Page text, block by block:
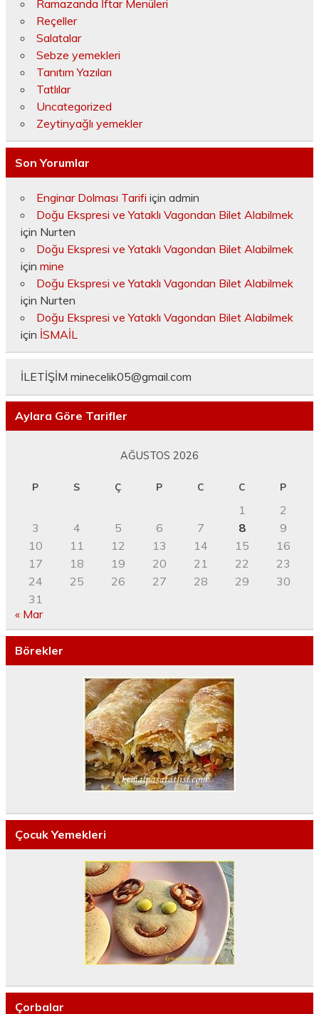
Ramazanda İftar Menüleri
Reçeller
Salatalar
Sebze yemekleri
Tanıtım Yazıları
Tatlılar
Uncategorized
Zeytinyağlı yemekler
Son Yorumlar
Enginar Dolması Tarifi için admin
Doğu Ekspresi ve Yataklı Vagondan Bilet Alabilmek
için Nurten
Doğu Ekspresi ve Yataklı Vagondan Bilet Alabilmek
için mine
Doğu Ekspresi ve Yataklı Vagondan Bilet Alabilmek
için Nurten
Doğu Ekspresi ve Yataklı Vagondan Bilet Alabilmek
için İSMAİL
İLETİŞİM minecelik05@gmail.com
Aylara Göre Tarifler
AĞUSTOS 2026
P S Ç P C C P
1
2
3
4 5 6 7 8
9
10
11 12 13 14 15
16
17
18 19 20 21 22
23
24
25 26 27 28 29
30
31
« Mar
Börekler
Çocuk Yemekleri
Çorbalar